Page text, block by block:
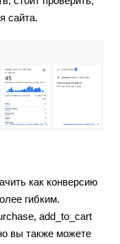
сайта.
как конверсию
гибким.
add_to_cart
вы также можете